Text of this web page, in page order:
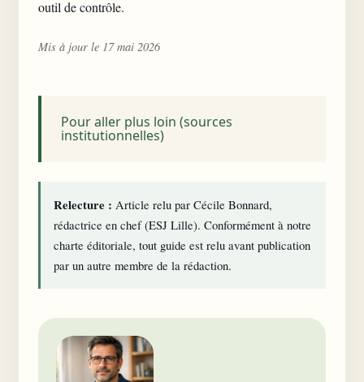
outil de contrôle.
Mis à jour le 17 mai 2026
Pour aller plus loin (sources
institutionnelles)
Relecture : Article relu par Cécile Bonnard,
rédactrice en chef (ESJ Lille). Conformément à notre
charte éditoriale, tout guide est relu avant publication
par un autre membre de la rédaction.